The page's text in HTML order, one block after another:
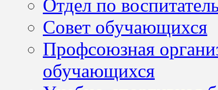
Отдел по
Совет обучающихся
Профсоюзная
обучающихся